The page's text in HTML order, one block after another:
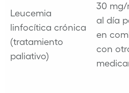
Leucemia
linfocítica crónica
(tratamiento
paliativo)
30 mg/
al día
en
con